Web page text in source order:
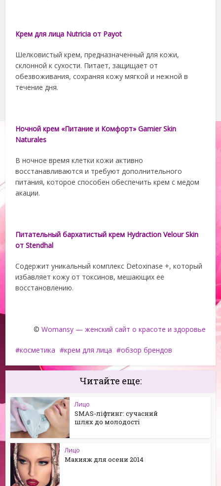
Крем для лица Nutricia от Payot
Шелковистый крем, предназначенный для кожи,
склонной к сухости. Питает, защищает от
обезвоживания, сохраняя кожу мягкой и нежной в
течение дня.
Ночной крем «Питание и Комфорт» Gamier Skin
Naturales
В ночное время клетки кожи активно
восстанавливаются и требуют дополнительного
питания, которое способен обеспечить крем с медом
акации.
Питательный бархатистый крем Hydraction Velour Skin
от Stendhal
Содержит уникальный комплекс Detoxinase +, который
избавляет кожу от токсинов, мешающих ее
восстановлению.
© Womansy — женский сайт о красоте и здоровье
косметика крем для лица обзор брендов
Читайте еще:
Лицо
SMAS-ліфтинг: сучасний
шлях до молодості
Лицо
Макияж для осени 2014